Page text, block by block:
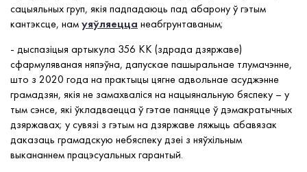
сацыяльных груп, якія падпадаюць пад абарону ў гэтым
кантэксце, намуяўляецца неабгрунтаваным;
- дыспазіцыя артыкула 356 КК (здрада дзяржаве)
сфармуляваная няпэўна, дапускае пашыральнае тлумачэнне,
што з 2020 года на практыцы цягне адвольнае асуджэнне
грамадзян, якія не замахваліся на нацыянальную бяспеку – у
тым сэнсе, які ўкладваецца ў гэтае паняцце ў дэмакратычных
дзяржавах; у сувязі з гэтым на дзяржаве ляжыць абавязак
даказаць грамадскую небяспеку дзеі з няўхільным
выкананнем працэсуальных гарантый.